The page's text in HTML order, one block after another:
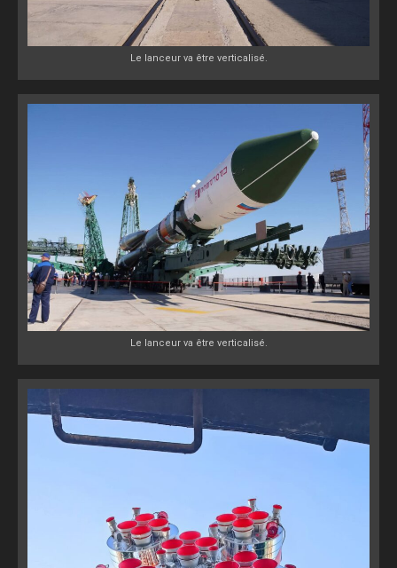
Le lanceur va être verticalisé.
Le lanceur va être verticalisé.